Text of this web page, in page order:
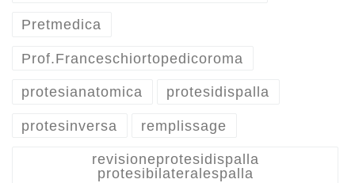
Pretmedica
Prof.Franceschiortopedicoroma
protesianatomica protesidispalla
protesinversa remplissage
revisioneprotesidispalla
protesibilateralespalla